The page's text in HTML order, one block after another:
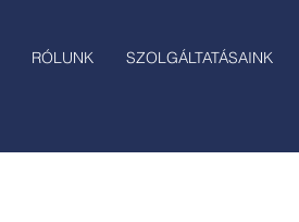
RÓLUNK SZOLGÁLTATÁSAINK